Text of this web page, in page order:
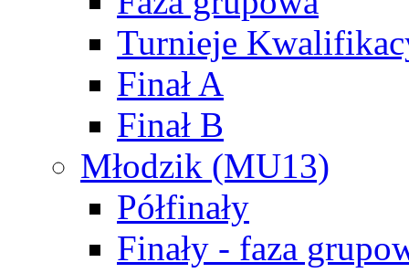
Turnieje
Finał A
Finał B
Młodzik (MU13)
Półfinały
Finały - faza